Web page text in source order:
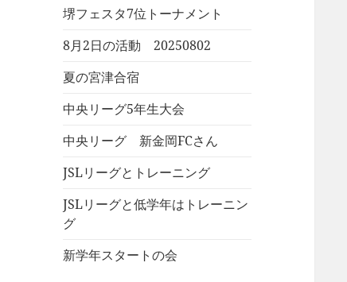
堺フェスタ7位トーナメント
8月2日の活動 20250802
夏の宮津合宿
中央リーグ5年生大会
中央リーグ 新金岡FCさん
JSLリーグとトレーニング
JSLリーグと低学年はトレーニン
グ
新学年スタートの会